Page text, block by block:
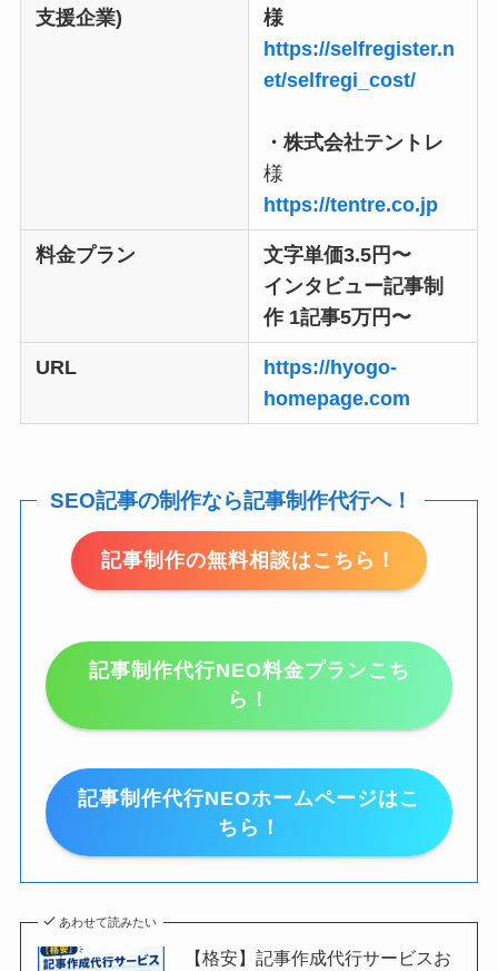
支援企業)
様
https://selfregister.n
et/selfregi_cost/
・株式会社テントレ
様
https://tentre.co.jp
料金プラン
文字単価3.5円〜
インタビュー記事制
作 1記事5万円〜
URL
https://hyogo-
homepage.com
SEO記事の制作なら記事制作代行へ！
記事制作の無料相談はこちら！
記事制作代行NEO料金プランこち
ら！
記事制作代行NEOホームページはこ
ちら！
あわせて読みたい
【格安】記事作成代行サービスお